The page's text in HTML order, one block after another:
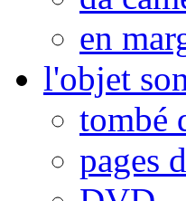
en
l'objet
tombé
pages